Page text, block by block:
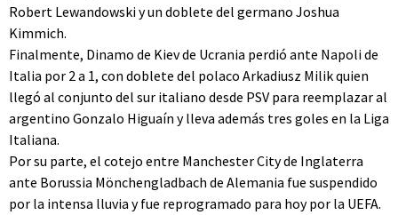
Robert Lewandowski y un doblete del germano Joshua
Kimmich.
Finalmente, Dinamo de Kiev de Ucrania perdió ante Napoli de
Italia por 2 a 1, con doblete del polaco Arkadiusz Milik quien
llegó al conjunto del sur italiano desde PSV para reemplazar al
argentino Gonzalo Higuaín y lleva además tres goles en la Liga
Italiana.
Por su parte, el cotejo entre Manchester City de Inglaterra
ante Borussia Mönchengladbach de Alemania fue suspendido
por la intensa lluvia y fue reprogramado para hoy por la UEFA.